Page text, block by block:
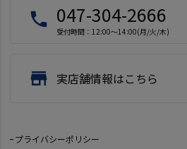
local_phone 047-304-2666
受付時間：12:00～14:00(月/火/木)
store 実店舗情報はこちら
プライバシーポリシー